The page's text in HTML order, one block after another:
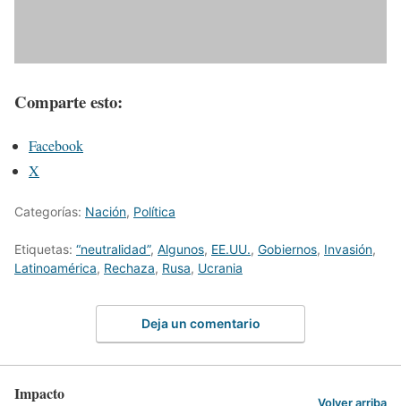
Comparte esto:
Facebook
X
Categorías: Nación, Política
Etiquetas: “neutralidad”, Algunos, EE.UU., Gobiernos, Invasión,
Latinoamérica, Rechaza, Rusa, Ucrania
Deja un comentario
Impacto Volver arriba